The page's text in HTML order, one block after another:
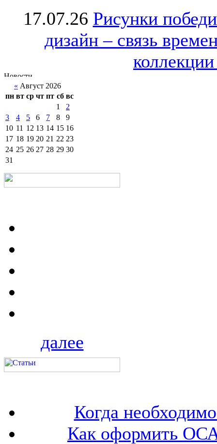
17.07.26 Рисунки
дизайн – связь
« Август 2026
пн вт ср чт пт сб вс
1
2
3
4 5 6 7 8
9
10 11 12 13 14 15 16
17 18 19 20 21 22 23
24 25 26 27 28 29 30
31
далее
Когда
Как оформить